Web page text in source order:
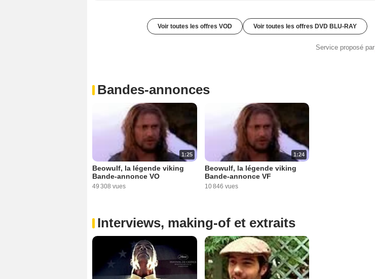
Voir toutes les offres VOD Voir toutes les offres DVD BLU-RAY
Service proposé par
Bandes-annonces
1:25
Beowulf, la légende viking
Bande-annonce VO
49 308 vues
1:24
Beowulf, la légende viking
Bande-annonce VF
10 846 vues
Interviews, making-of et extraits